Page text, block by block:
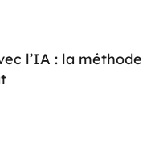
l’IA : la méthode